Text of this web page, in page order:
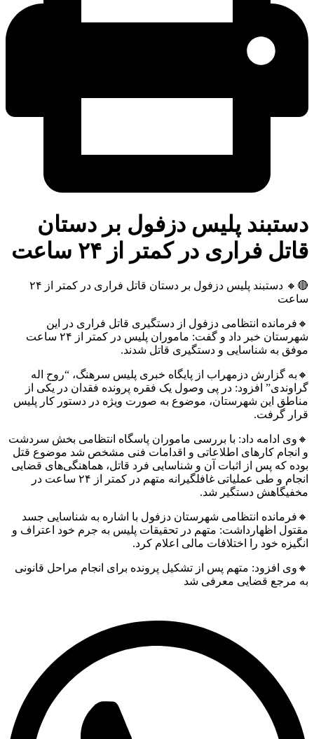
پلیس دزفول بر دستان
فراری در کمتر از ۲۴ ساعت
🔴🔸 دستبند پلیس دزفول بر دستان قاتل فراری در کمتر از ۲۴
انتظامی دزفول از دستگیری قاتل فراری در این
شهرستان خبر داد و گفت: ماموران پلیس در کمتر از ۲۴ ساعت
به شناسایی و دستگیری قاتل شدند.
گزارش دزمهراب از پایگاه خبری پلیس سرهنگ، “روح اله
افزود: در پی وصول یک فقره پرونده فقدان در یکی از
این شهرستان، موضوع به صورت ویژه در دستور کار پلیس
گرفت.
ادامه داد: با بررسی ماموران پاسگاه انتظامی بخش سردشت
کارهای اطلاعاتی و اقدامات فنی مشخص شد موضوع قتل
که پس از اثبات آن و شناسایی فرد قاتل، هماهنگی‌های قضایی
انجام و طی عملیاتی غافلگیرانه متهم در کمتر از ۲۴ ساعت در
دستگیر شد.
انتظامی شهرستان دزفول با اشاره به شناسایی جسد
اظهارداشت: متهم در تحقیقات پلیس به جرم خود اعتراف و
خود را اختلافات مالی اعلام کرد.
افزود: متهم پس از تشکیل پرونده برای انجام مراحل قانونی
مرجع قضایی معرفی شد